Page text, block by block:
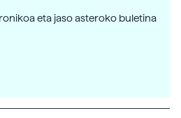
eta jaso asteroko buletina